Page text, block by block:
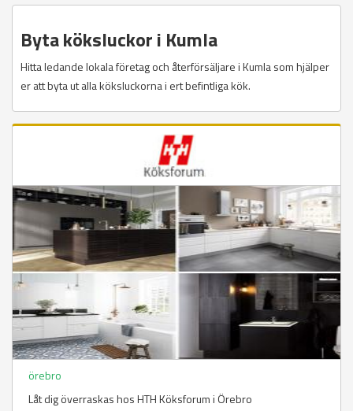
Byta köksluckor i Kumla
Hitta ledande lokala företag och återförsäljare i Kumla som hjälper
er att byta ut alla köksluckorna i ert befintliga kök.
örebro
Låt dig överraskas hos HTH Köksforum i Örebro